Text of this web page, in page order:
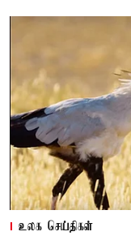
உலக செய்திகள்